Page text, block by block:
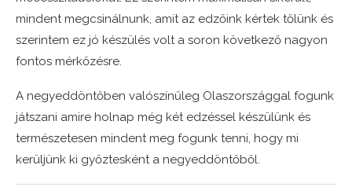
mindent megcsinálnunk, amit az edzőink kértek tőlünk és
szerintem ez jó készülés volt a soron következő nagyon
fontos mérkőzésre.
A negyeddöntőben valószínűleg Olaszországgal fogunk
játszani amire holnap még két edzéssel készülünk és
természetesen mindent meg fogunk tenni, hogy mi
kerüljünk ki győztesként a negyeddöntőből.